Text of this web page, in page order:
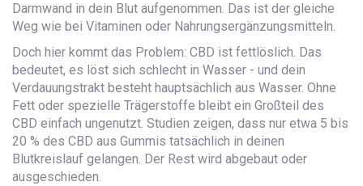
Darmwand in dein Blut aufgenommen. Das ist der gleiche
Weg wie bei Vitaminen oder Nahrungsergänzungsmitteln.
Doch hier kommt das Problem: CBD ist fettlöslich. Das
bedeutet, es löst sich schlecht in Wasser - und dein
Verdauungstrakt besteht hauptsächlich aus Wasser. Ohne
Fett oder spezielle Trägerstoffe bleibt ein Großteil des
CBD einfach ungenutzt. Studien zeigen, dass nur etwa 5 bis
20 % des CBD aus Gummis tatsächlich in deinen
Blutkreislauf gelangen. Der Rest wird abgebaut oder
ausgeschieden.